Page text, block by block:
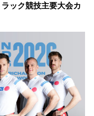
ック競技主要大会カ